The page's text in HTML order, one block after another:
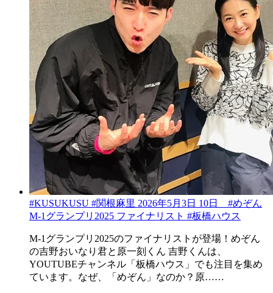
#KUSUKUSU #関根麻里 2026年5月3日 10日 #めぞん
M-1グランプリ2025 ファイナリスト #板橋ハウス
M-1グランプリ2025のファイナリストが登場！めぞん
の吉野おいなり君と原一刻くん 吉野くんは、
YOUTUBEチャンネル「板橋ハウス」でも注目を集め
ています。なぜ、「めぞん」なのか？原……